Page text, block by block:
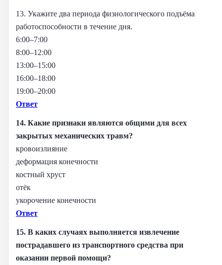
13. Укажите два периода физиологического подъёма
работоспособности в течение дня.
6:00–7:00
8:00–12:00
13:00–15:00
16:00–18:00
19:00–20:00
Ответ
14. Какие признаки являются общими для всех
закрытых механических травм?
кровоизлияние
деформация конечности
костный хруст
отёк
укорочение конечности
Ответ
15. В каких случаях выполняется извлечение
пострадавшего из транспортного средства при
оказании первой помощи?